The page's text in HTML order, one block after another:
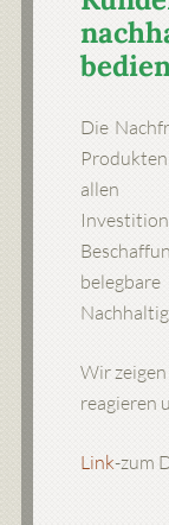
Die
allen
Wir
reagieren
Link-zum